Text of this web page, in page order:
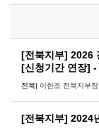
[전북지부] 2026
[신청기간 연장]
전북| 이한조 전북지부장
[전북지부] 2024